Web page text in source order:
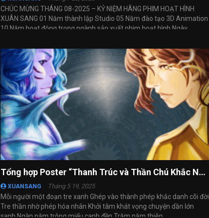
CHÚC MỪNG THÁNG 08-2025 – KỶ NIỆM HÃNG PHIM HOẠT HÌNH
XUÂN SANG 01 Năm thành lập Studio 05 Năm đào tạo 3D Animation
10 Năm hoạt động trong ngành sản xuất phim hoạt hình Ngày ...
Tổng hợp Poster “Thanh Trúc và Thần Chú Khắc Nhập”
XUANSANG Tháng 5 19, 2025
Mỗi người một đoạn tre xanh Ghép vào thành phép khắc danh cõi đời
Tre thần nhờ phép hóa nhân Khởi tâm khát vọng chuyện dần lớn
sanh Ngàn năm trông miếu canh đền Trăm năm thiên ...